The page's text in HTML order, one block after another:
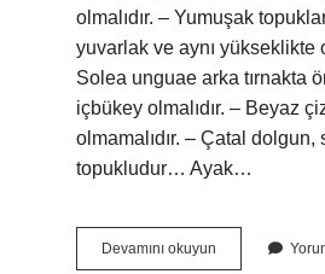
olmalıdır. – Yumuşak
yuvarlak ve aynı yükseklikte
Solea unguae arka tırnakta
içbükey olmalıdır. – Beyaz
olmamalıdır. – Çatal dolgun,
topukludur… Ayak…
Devamını okuyun
Düz